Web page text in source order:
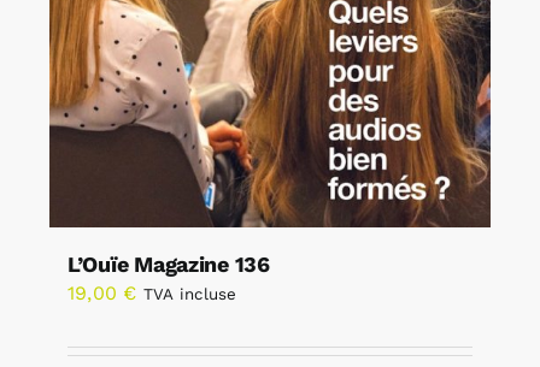
L’Ouïe Magazine 136
19,00 € TVA incluse